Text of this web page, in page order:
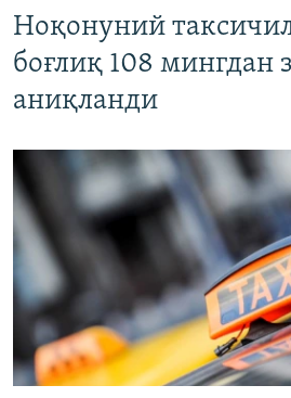
Ноқонуний
боғлиқ 108 мингдан
аниқланди